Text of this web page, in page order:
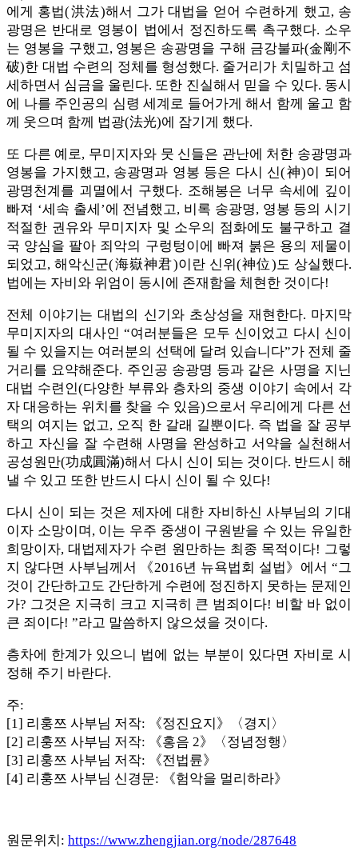
에게 홍법(洪法)해서 그가 대법을 얻어 수련하게 했고, 송
광명은 반대로 영봉이 법에서 정진하도록 촉구했다. 소우
는 영봉을 구했고, 영봉은 송광명을 구해 금강불파(金剛不
破)한 대법 수련의 정체를 형성했다. 줄거리가 치밀하고 섬
세하면서 심금을 울린다. 또한 진실해서 믿을 수 있다. 동시
에 나를 주인공의 심령 세계로 들어가게 해서 함께 울고 함
께 웃으며 함께 법광(法光)에 잠기게 했다.
또 다른 예로, 무미지자와 뭇 신들은 관난에 처한 송광명과
영봉을 가지했고, 송광명과 영봉 등은 다시 신(神)이 되어
광명천계를 괴멸에서 구했다. 조해봉은 너무 속세에 깊이
빠져 ‘세속 출세’에 전념했고, 비록 송광명, 영봉 등의 시기
적절한 권유와 무미지자 및 소우의 점화에도 불구하고 결
국 양심을 팔아 죄악의 구렁텅이에 빠져 붉은 용의 제물이
되었고, 해악신군(海嶽神君)이란 신위(神位)도 상실했다.
법에는 자비와 위엄이 동시에 존재함을 체현한 것이다!
전체 이야기는 대법의 신기와 초상성을 재현한다. 마지막
무미지자의 대사인 “여러분들은 모두 신이었고 다시 신이
될 수 있을지는 여러분의 선택에 달려 있습니다”가 전체 줄
거리를 요약해준다. 주인공 송광명 등과 같은 사명을 지닌
대법 수련인(다양한 부류와 층차의 중생 이야기 속에서 각
자 대응하는 위치를 찾을 수 있음)으로서 우리에게 다른 선
택의 여지는 없고, 오직 한 갈래 길뿐이다. 즉 법을 잘 공부
하고 자신을 잘 수련해 사명을 완성하고 서약을 실천해서
공성원만(功成圓滿)해서 다시 신이 되는 것이다. 반드시 해
낼 수 있고 또한 반드시 다시 신이 될 수 있다!
다시 신이 되는 것은 제자에 대한 자비하신 사부님의 기대
이자 소망이며, 이는 우주 중생이 구원받을 수 있는 유일한
희망이자, 대법제자가 수련 원만하는 최종 목적이다! 그렇
지 않다면 사부님께서 《2016년 뉴욕법회 설법》에서 “그
것이 간단하고도 간단하게 수련에 정진하지 못하는 문제인
가? 그것은 지극히 크고 지극히 큰 범죄이다! 비할 바 없이
큰 죄이다! ”라고 말씀하지 않으셨을 것이다.
층차에 한계가 있으니 법에 없는 부분이 있다면 자비로 시
정해 주기 바란다.
주:
[1] 리훙쯔 사부님 저작: 《정진요지》〈경지〉
[2] 리훙쯔 사부님 저작: 《홍음 2》〈정념정행〉
[3] 리훙쯔 사부님 저작: 《전법륜》
[4] 리훙쯔 사부님 신경문: 《험악을 멀리하라》
원문위치: https://www.zhengjian.org/node/287648